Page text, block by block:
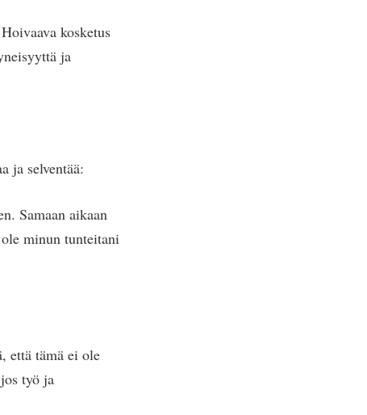
kosketus
ja
ja selventää:
Samaan aikaan
minun tunteitani
että tämä ei ole
työ ja